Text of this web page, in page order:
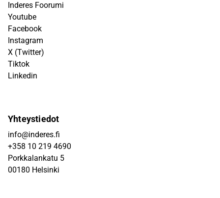
Inderes Foorumi
Youtube
Facebook
Instagram
X (Twitter)
Tiktok
Linkedin
Yhteystiedot
info@inderes.fi
+358 10 219 4690
Porkkalankatu 5
00180 Helsinki